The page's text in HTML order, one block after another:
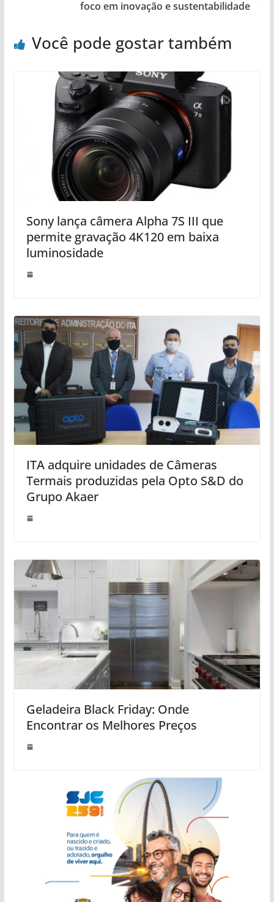
foco em inovação e sustentabilidade
Você pode gostar também
Sony lança câmera Alpha 7S III que
permite gravação 4K120 em baixa
luminosidade
ITA adquire unidades de Câmeras
Termais produzidas pela Opto S&D do
Grupo Akaer
Geladeira Black Friday: Onde
Encontrar os Melhores Preços